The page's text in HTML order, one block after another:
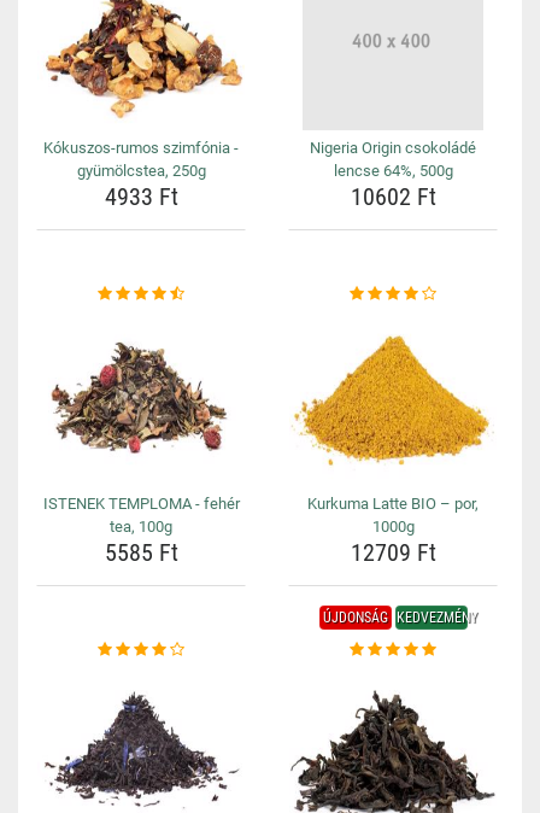
Kókuszos-rumos szimfónia -
gyümölcstea, 250g
4933 Ft
Nigeria Origin csokoládé
lencse 64%, 500g
10602 Ft
ISTENEK TEMPLOMA - fehér
tea, 100g
5585 Ft
Kurkuma Latte BIO – por,
1000g
12709 Ft
ÚJDONSÁG KEDVEZMÉNY